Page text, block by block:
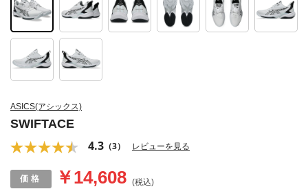
ASICS(アシックス)
SWIFTACE
4.3 （3） レビューを見る
￥14,608 (税込)